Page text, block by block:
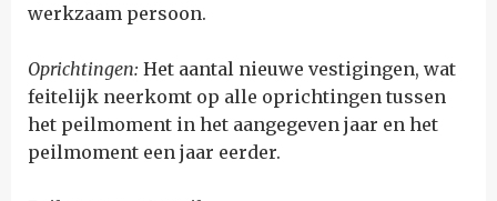
werkzaam persoon.
Oprichtingen: Het aantal nieuwe vestigingen, wat
feitelijk neerkomt op alle oprichtingen tussen
het peilmoment in het aangegeven jaar en het
peilmoment een jaar eerder.